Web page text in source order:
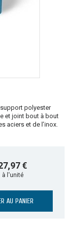
support polyester
et joint bout à bout
aciers et de l’inox.
€
à l'unité
AU PANIER